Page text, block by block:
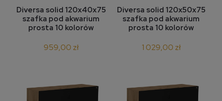
Diversa solid 120x40x75
szafka pod akwarium
prosta 10 kolorów
959,00 zł
Diversa solid 120x50x75
szafka pod akwarium
prosta 10 kolorów
1 029,00 zł